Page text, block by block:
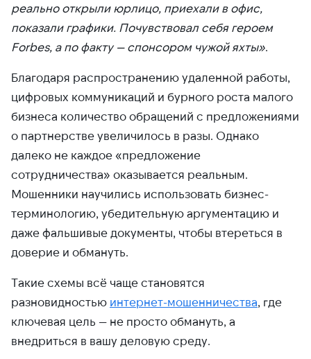
реально открыли юрлицо, приехали в офис,
показали графики. Почувствовал себя героем
Forbes, а по факту — спонсором чужой яхты».
Благодаря распространению удаленной работы,
цифровых коммуникаций и бурного роста малого
бизнеса количество обращений с предложениями
о партнерстве увеличилось в разы. Однако
далеко не каждое «предложение
сотрудничества» оказывается реальным.
Мошенники научились использовать бизнес-
терминологию, убедительную аргументацию и
даже фальшивые документы, чтобы втереться в
доверие и обмануть.
Такие схемы всё чаще становятся
разновидностью интернет-мошенничества, где
ключевая цель — не просто обмануть, а
внедриться в вашу деловую среду.